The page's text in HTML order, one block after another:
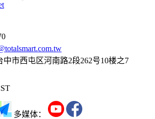
中市西屯区河南路2段262号10楼之7
多媒体：